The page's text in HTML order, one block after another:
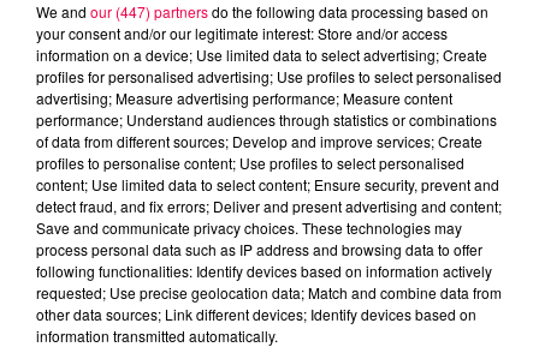
podcasts/2025/09/DJMAG180925.mp3
We and our (447) partnersdo the following data processing based on
your consent and/or our legitimate interest: Store and/or access
information on a device; Use limited data to select advertising; Create
profiles for personalised advertising; Use profiles to select personalised
advertising; Measure advertising performance; Measure content
performance; Understand audiences through statistics or combinations
of data from different sources; Develop and improve services; Create
profiles to personalise content; Use profiles to select personalised
content; Use limited data to select content; Ensure security, prevent and
detect fraud, and fix errors; Deliver and present advertising and content;
Save and communicate privacy choices. These technologies may
process personal data such as IP address and browsing data to offer
following functionalities: Identify devices based on information actively
requested; Use precise geolocation data; Match and combine data from
other data sources; Link different devices; Identify devices based on
information transmitted automatically.